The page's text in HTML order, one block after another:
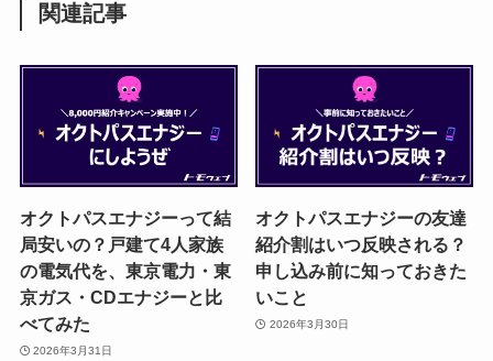
関連記事
オクトパスエナジーって結
局安いの？戸建て4人家族
の電気代を、東京電力・東
京ガス・CDエナジーと比
べてみた
2026年3月31日
オクトパスエナジーの友達
紹介割はいつ反映される？
申し込み前に知っておきた
いこと
2026年3月30日